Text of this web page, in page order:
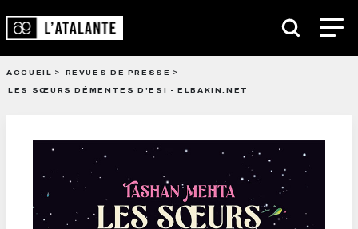
ACCUEIL
REVUES DE PRESSE
LES SŒURS DÉMENTES D'ESI - ELBAKIN.NET